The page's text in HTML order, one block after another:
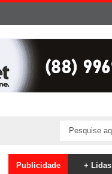
Publicidade + Lidas